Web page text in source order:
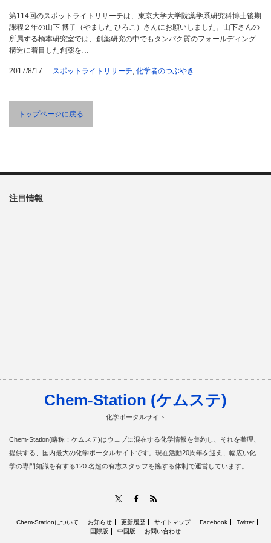
第114回のスポットライトリサーチは、東京大学大学院薬学系研究科博士後期
課程２年の山下 博子（やました ひろこ）さんにお願いしました。山下さんの
所属する橋本研究室では、創薬研究の中でもタンパク質のフォールディング
構造に着目した創薬を…
2017/8/17 スポットライトリサーチ 化学者のつぶやき
トップページに戻る
注目情報
Chem-Station (ケムステ)
化学ポータルサイト
Chem-Station(略称：ケムステ)はウェブに混在する化学情報を集約し、それを整理、
提供する、国内最大の化学ポータルサイトです。現在活動20周年を迎え、幅広い化
学の専門知識を有する120 名超の有志スタッフを擁する体制で運営しています。
Facebook
Chem-Stationについて お知らせ 更新履歴 サイトマップ Facebook
Twitter
国際版
中国版 お問い合わせ